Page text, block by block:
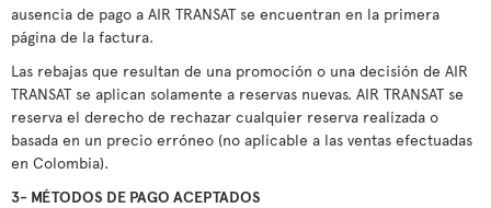
ausencia de pago a AIR TRANSAT se encuentran en la primera
página de la factura.
Las rebajas que resultan de una promoción o una decisión de AIR
TRANSAT se aplican solamente a reservas nuevas. AIR TRANSAT se
reserva el derecho de rechazar cualquier reserva realizada o
basada en un precio erróneo (no aplicable a las ventas efectuadas
en Colombia).
3- MÉTODOS DE PAGO ACEPTADOS